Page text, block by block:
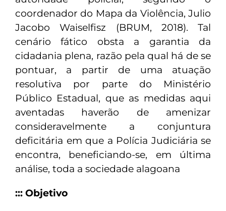
coordenador do Mapa da Violência, Julio
Jacobo Waiselfisz (BRUM, 2018). Tal
cenário fático obsta a garantia da
cidadania plena, razão pela qual há de se
pontuar, a partir de uma atuação
resolutiva por parte do Ministério
Público Estadual, que as medidas aqui
aventadas haverão de amenizar
consideravelmente a conjuntura
deficitária em que a Polícia Judiciária se
encontra, beneficiando-se, em última
análise, toda a sociedade alagoana
::: Objetivo